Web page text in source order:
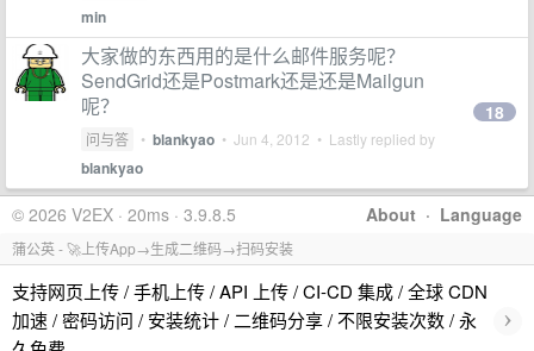
min
大家做的东西用的是什么邮件服务呢？
SendGrid还是Postmark还是还是Mailgun
呢？
问与答 • blankyao • Jun 4, 2012 • Lastly replied by
blankyao
18
About · Language
© 2026 V2EX · 20ms · 3.9.8.5
蒲公英 - 🚀上传App→生成二维码→扫码安装
支持网页上传 / 手机上传 / API 上传 / CI-CD 集成 / 全球 CDN
加速 / 密码访问 / 安装统计 / 二维码分享 / 不限安装次数 / 永
›